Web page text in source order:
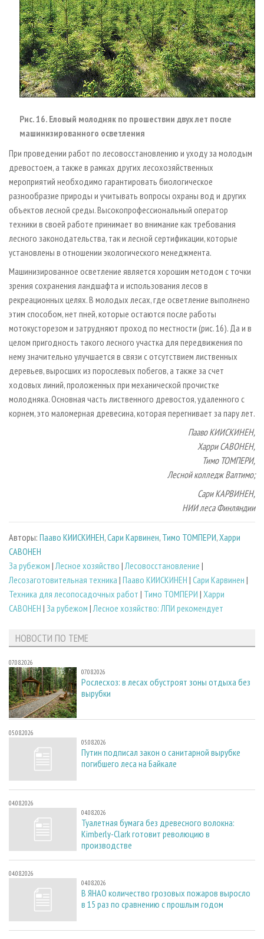
Рис. 16. Еловый молодняк по прошествии двух лет после
машинизированного осветления
При проведении работ по лесовосстановлению и уходу за молодым
древостоем, а также в рамках других лесохозяйственных
мероприятий необходимо гарантировать биологическое
разнообразие природы и учитывать вопросы охраны вод и других
объектов лесной среды. Высокопрофессиональный оператор
техники в своей работе принимает во внимание как требования
лесного законодательства, так и лесной сертификации, которые
установлены в отношении экологического менеджмента.
Машинизированное осветление является хорошим методом с точки
зрения сохранения ландшафта и использования лесов в
рекреационных целях. В молодых лесах, где осветление выполнено
этим способом, нет пней, которые остаются после работы
мотокусторезом и затрудняют проход по местности (рис. 16). Да и в
целом пригодность такого лесного участка для передвижения по
нему значительно улучшается в связи с отсутствием лиственных
деревьев, выросших из порослевых побегов, а также за счет
ходовых линий, проложенных при механической прочистке
молодняка. Основная часть лиственного древостоя, удаленного с
корнем, это маломерная древесина, которая перегнивает за пару лет.
Пааво КИИСКИНЕН,
Харри САВОНЕН,
Тимо ТОМПЕРИ,
Лесной колледж Валтимо;
Сари КАРВИНЕН,
НИИ леса Финляндии
Авторы: Пааво КИИСКИНЕН,Сари Карвинен, Тимо ТОМПЕРИ,Харри
САВОНЕН
За рубежом |Лесное хозяйство |Лесовосстановление |
Лесозаготовительная техника | Пааво КИИСКИНЕН | Сари Карвинен |
Техника для лесопосадочных работ | Тимо ТОМПЕРИ | Харри
САВОНЕН | За рубежом |Лесное хозяйство: ЛПИ рекомендует
НОВОСТИ ПО ТЕМЕ
07.08.2026
07.08.2026
Рослесхоз: в лесах обустроят зоны отдыха без
вырубки
05.08.2026
05.08.2026
Путин подписал закон о санитарной вырубке
погибшего леса на Байкале
04.08.2026
04.08.2026
Туалетная бумага без древесного волокна:
Kimberly-Clark готовит революцию в
производстве
04.08.2026
04.08.2026
В ЯНАО количество грозовых пожаров выросло
в 15 раз по сравнению с прошлым годом